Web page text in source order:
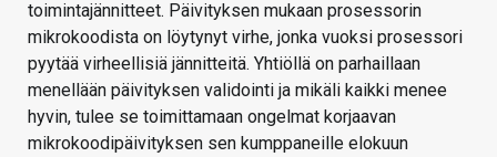
toimintajännitteet. Päivityksen mukaan prosessorin
mikrokoodista on löytynyt virhe, jonka vuoksi prosessori
pyytää virheellisiä jännitteitä. Yhtiöllä on parhaillaan
menellään päivityksen validointi ja mikäli kaikki menee
hyvin, tulee se toimittamaan ongelmat korjaavan
mikrokoodipäivityksen sen kumppaneille elokuun